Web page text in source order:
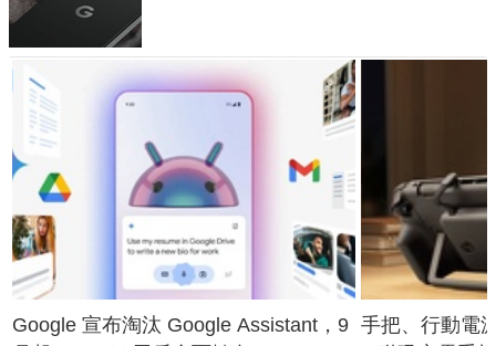
Google 宣布淘汰 Google Assistant，9 手把、行動電